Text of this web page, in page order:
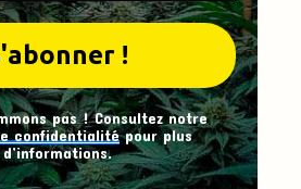
pas ! Consultez notre
confidentialitépour plus
d’informations.